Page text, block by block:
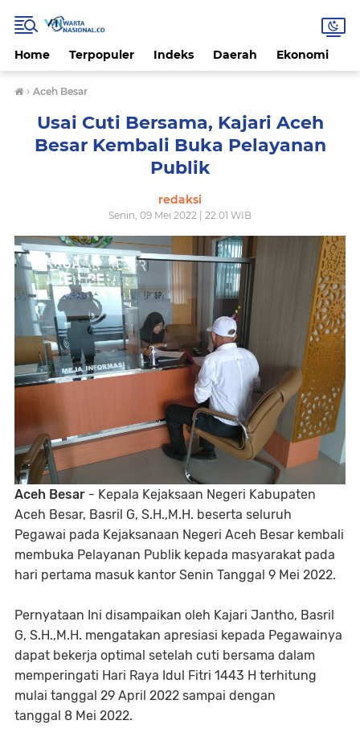
Home Terpopuler Indeks Daerah Ekonomi
› Aceh Besar
Usai Cuti Bersama, Kajari Aceh
Besar Kembali Buka Pelayanan
Publik
redaksi
Senin, 09 Mei 2022 | 22.01 WIB
Aceh Besar - Kepala Kejaksaan Negeri Kabupaten
Aceh Besar, Basril G, S.H.,M.H. beserta seluruh
Pegawai pada Kejaksanaan Negeri Aceh Besar kembali
membuka Pelayanan Publik kepada masyarakat pada
hari pertama masuk kantor Senin Tanggal 9 Mei 2022.
Pernyataan Ini disampaikan oleh Kajari Jantho, Basril
G, S.H.,M.H. mengatakan apresiasi kepada Pegawainya
dapat bekerja optimal setelah cuti bersama dalam
memperingati Hari Raya Idul Fitri 1443 H terhitung
mulai tanggal 29 April 2022 sampai dengan
tanggal 8 Mei 2022.